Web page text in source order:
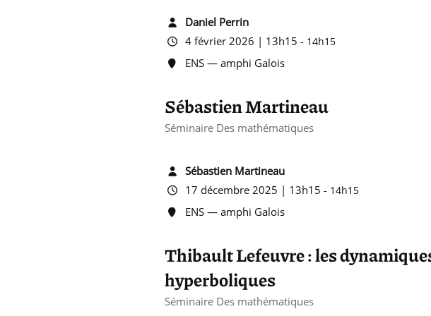
Daniel Perrin
4 février 2026 | 13h15 - 14h15
ENS — amphi Galois
Sébastien Martineau
Séminaire Des mathématiques
Sébastien Martineau
17 décembre 2025 | 13h15 - 14h15
ENS — amphi Galois
Thibault Lefeuvre : les
hyperboliques
Séminaire Des mathématiques